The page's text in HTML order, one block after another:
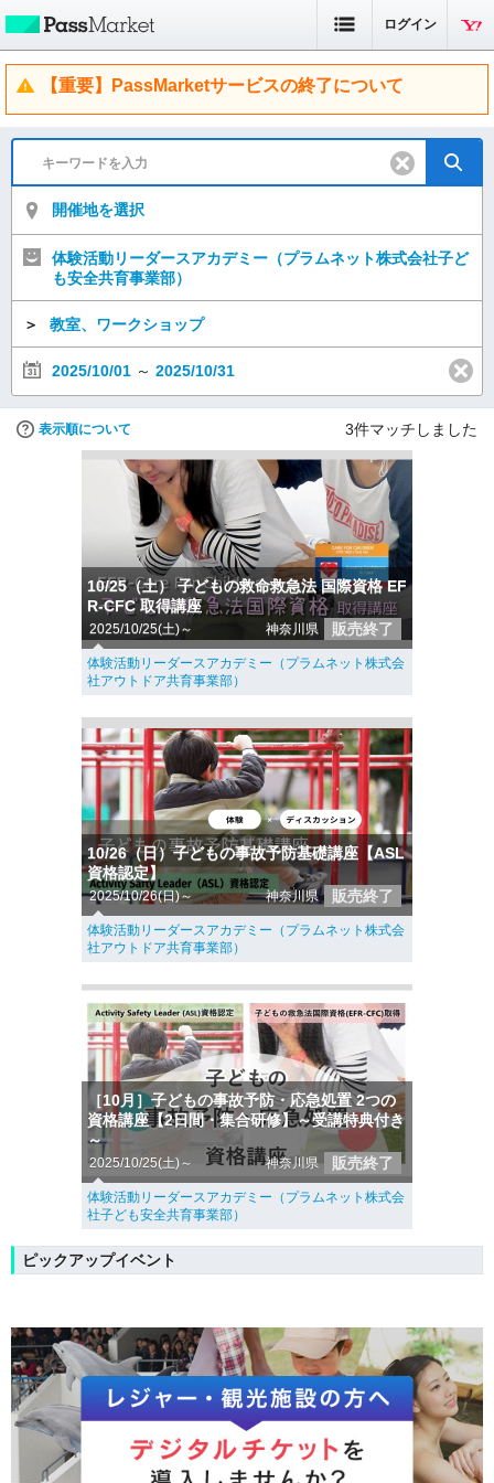
ログイン
【重要】PassMarketサービスの終了について
開催地を選択
体験活動リーダースアカデミー（プラムネット株式会社子ど
も安全共育事業部）
＞ 教室、ワークショップ
2025/10/01 ～ 2025/10/31
表示順について 3件マッチしました
10/25（土） 子どもの救命救急法 国際資格 EF
R-CFC 取得講座
2025/10/25(土)～ 神奈川県 販売終了
体験活動リーダースアカデミー（プラムネット株式会
社アウトドア共育事業部）
10/26（日）子どもの事故予防基礎講座【ASL
資格認定】
2025/10/26(日)～ 神奈川県 販売終了
体験活動リーダースアカデミー（プラムネット株式会
社アウトドア共育事業部）
［10月］子どもの事故予防・応急処置 2つの
資格講座【2日間・集合研修】～受講特典付き
～
2025/10/25(土)～ 神奈川県 販売終了
体験活動リーダースアカデミー（プラムネット株式会
社子ども安全共育事業部）
ピックアップイベント